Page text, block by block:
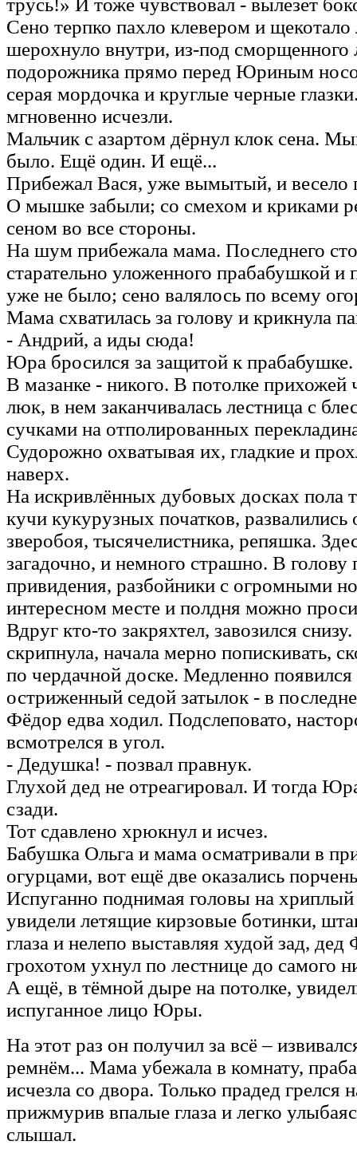
Сено терпко пахло клевером и
шерохнуло внутри, из-под сморщенного
подорожника прямо перед Юриным
серая мордочка и круглые черные
мгновенно исчезли.
Мальчик с азартом дёрнул клок сена.
было. Ещё один. И ещё...
Прибежал Вася, уже вымытый, и весело
О мышке забыли; со смехом и криками
сеном во все стороны.
На шум прибежала мама. Последнего
старательно уложенного прабабушкой и
уже не было; сено валялось по всему
Мама схватилась за голову и крикнула
- Андрий, а иды сюда!
Юра бросился за защитой к прабабушке.
В мазанке - никого. В потолке прихожей
люк, в нем заканчивалась лестница с
сучками на отполированных
Судорожно охватывая их, гладкие и
наверх.
На искривлённых дубовых досках пола
кучи кукурузных початков, развалились
зверобоя, тысячелистника, репяшка.
загадочно, и немного страшно. В голову
привидения, разбойники с огромными
интересном месте и полдня можно
Вдруг кто-то закряхтел, завозился
скрипнула, начала мерно попискивать,
по чердачной доске. Медленно появился
остриженный седой затылок - в
Фёдор едва ходил. Подслеповато,
всмотрелся в угол.
- Дедушка! - позвал правнук.
Глухой дед не отреагировал. И тогда
сзади.
Тот сдавлено хрюкнул и исчез.
Бабушка Ольга и мама осматривали в
огурцами, вот ещё две оказались
Испуганно поднимая головы на хриплый
увидели летящие кирзовые ботинки,
глаза и нелепо выставляя худой зад, дед
грохотом ухнул по лестнице до самого
А ещё, в тёмной дыре на потолке,
испуганное лицо Юры.
На этот раз он получил за всё –
ремнём... Мама убежала в комнату,
исчезла со двора. Только прадед грелся
прижмурив впалые глаза и легко
слышал.